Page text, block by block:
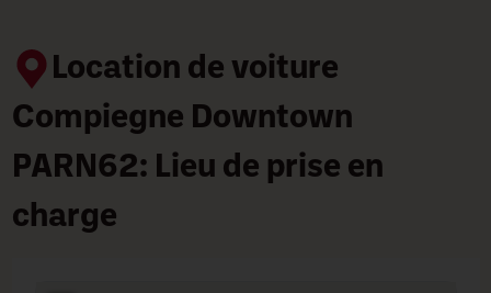
Location de voiture
Compiegne Downtown
PARN62: Lieu de prise en
charge